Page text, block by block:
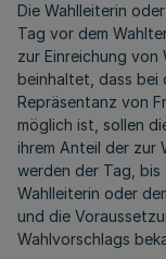
Die Wahlleiterin
Tag vor dem
zur Einreichung
beinhaltet, dass bei
Repräsentanz von
möglich ist, sollen
ihrem Anteil der zur
werden der Tag, bis
Wahlleiterin oder
und die
Wahlvorschlags